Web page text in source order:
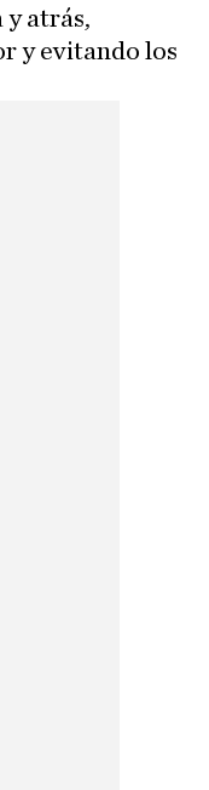
y atrás,
y evitando los